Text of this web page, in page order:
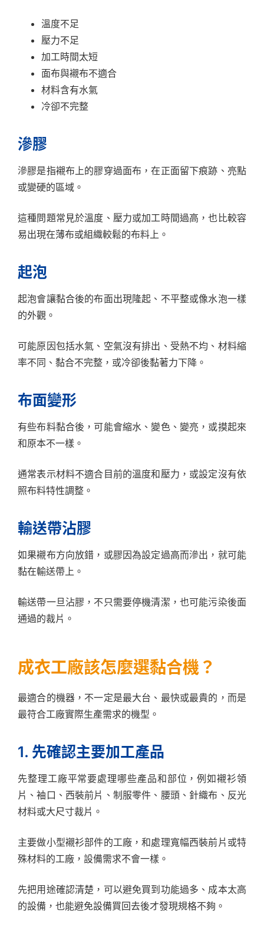
溫度不足
壓力不足
加工時間太短
面布與襯布不適合
材料含有水氣
冷卻不完整
滲膠
滲膠是指襯布上的膠穿過面布，在正面留下痕跡、亮點
或變硬的區域。
這種問題常見於溫度、壓力或加工時間過高，也比較容
易出現在薄布或組織較鬆的布料上。
起泡
起泡會讓黏合後的布面出現隆起、不平整或像水泡一樣
的外觀。
可能原因包括水氣、空氣沒有排出、受熱不均、材料縮
率不同、黏合不完整，或冷卻後黏著力下降。
布面變形
有些布料黏合後，可能會縮水、變色、變亮，或摸起來
和原本不一樣。
通常表示材料不適合目前的溫度和壓力，或設定沒有依
照布料特性調整。
輸送帶沾膠
如果襯布方向放錯，或膠因為設定過高而滲出，就可能
黏在輸送帶上。
輸送帶一旦沾膠，不只需要停機清潔，也可能污染後面
通過的裁片。
成衣工廠該怎麼選黏合機？
最適合的機器，不一定是最大台、最快或最貴的，而是
最符合工廠實際生產需求的機型。
1. 先確認主要加工產品
先整理工廠平常要處理哪些產品和部位，例如襯衫領
片、袖口、西裝前片、制服零件、腰頭、針織布、反光
材料或大尺寸裁片。
主要做小型襯衫部件的工廠，和處理寬幅西裝前片或特
殊材料的工廠，設備需求不會一樣。
先把用途確認清楚，可以避免買到功能過多、成本太高
的設備，也能避免設備買回去後才發現規格不夠。